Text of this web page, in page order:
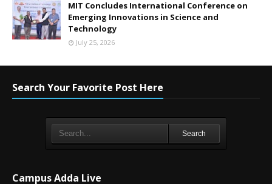
MIT Concludes International Conference on
Emerging Innovations in Science and
Technology
July 25, 2026
Search Your Favorite Post Here
Search
Campus Adda Live